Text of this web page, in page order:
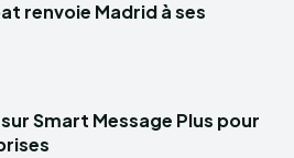
renvoie Madrid à ses
Smart Message Plus pour